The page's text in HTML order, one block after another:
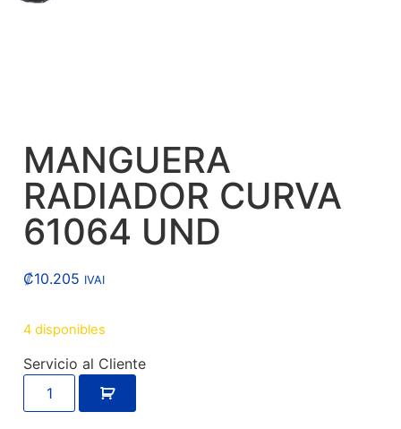
MANGUERA
RADIADOR CURVA
61064 UND
₡10.205 IVAI
4 disponibles
Servicio al Cliente